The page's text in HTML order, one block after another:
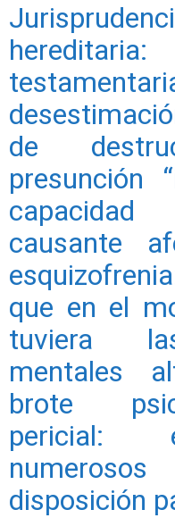
de
presunción
causante
que en el
tuviera
mentales
brote
pericial:
disposición